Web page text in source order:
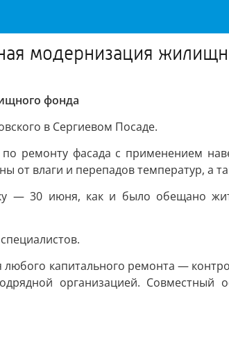
модернизация
фонда
в Сергиевом Посаде.
ремонту фасада с применением
от влаги и перепадов температур, а
— 30 июня, как и было обещано
капитального ремонта —
организацией.